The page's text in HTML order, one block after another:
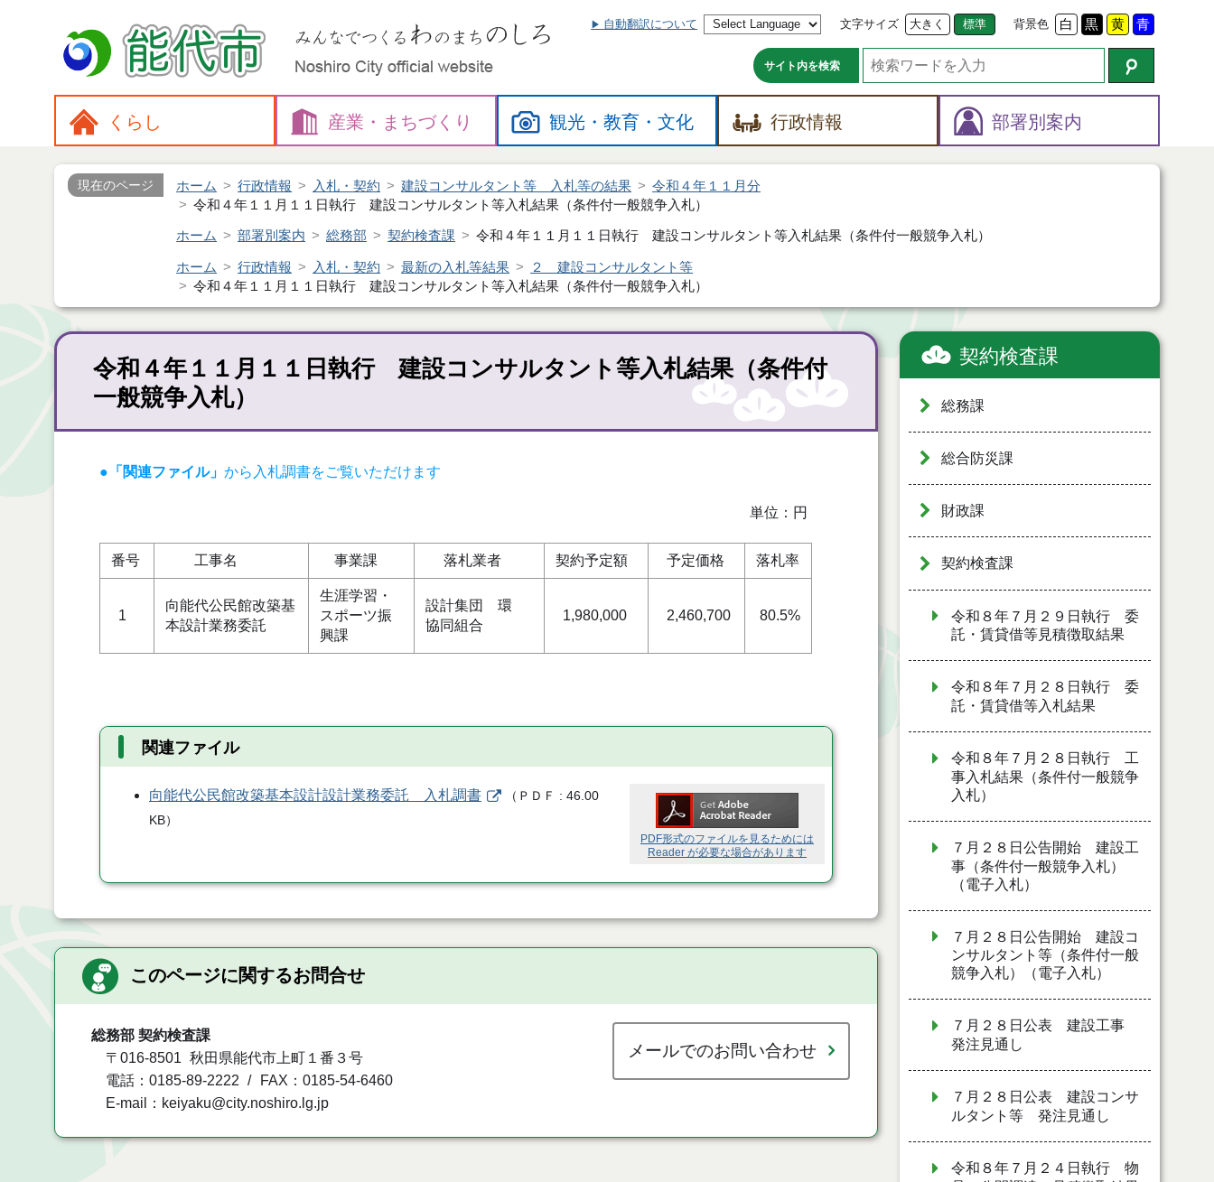
自動翻訳について 文字サイズ 大きく 標準 背景色 白 黒 黄 青
サイト内を検索
くらし 産業・ まちづくり 観光・教育・文化 行政情報 部署別案内
現在のページ ホーム 行政情報 入札・契約 建設コンサルタント等 入札等の結果
令和４年１１月分
令和４年１１月１１日執行 建設コンサルタント等入札結果（条件付一般競争入札）
ホーム 部署別案内 総務部 契約検査課 令和４年１１月１１日執行 建設コンサルタント等入札結果（条件付一般競争入札）
ホーム 行政情報 入札・契約 最新の入札等結果
２ 建設コンサルタント等
令和４年１１月１１日執行 建設コンサルタント等入札結果（条件付一般競争入札）
令和４年１１月１１日執行 建設コンサルタント等入札結果（条件付
一般競争入札）
● 「関連ファイル」 から入札調書をご覧いただけます
単位：円
番号 工事名 事業課 落札業者 契約予定額 予定価格 落札率
1
向能代公民館改築基
本設計業務委託
生涯学習・
スポーツ振
興課
設計集団 環
協同組合
1,980,000 2,460,700 80.5%
関連ファイル
PDF形式のファイルを見るためには
Reader が必要な場合があります
向能代公民館改築基本設計設計業務委託 入札調書 （ ＰＤＦ
46.00
KB）
このページに関するお問合せ
総務部 契約検査課
〒016-8501
秋田県能代市上町１番３号
電話：0185-89-2222
FAX：0185-54-6460
E-mail：keiyaku@city.noshiro.lg.jp
メールでのお問い合わせ
契約検査課
総務課
総合防災課
財政課
契約検査課
令和８年７月２９日執行 委
託・賃貸借等見積徴取結果
令和８年７月２８日執行 委
託・賃貸借等入札結果
令和８年７月２８日執行 工
事入札結果（条件付一般競争
入札）
７月２８日公告開始 建設工
事（条件付一般競争入札）
（電子入札）
７月２８日公告開始 建設コ
ンサルタント等（条件付一般
競争入札）（電子入札）
７月２８日公表 建設工事
発注見通し
７月２８日公表 建設コンサ
ルタント等 発注見通し
令和８年７月２４日執行 物